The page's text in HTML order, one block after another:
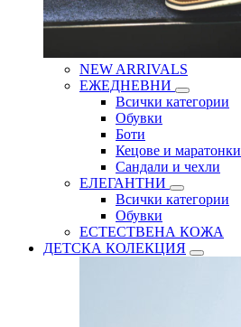
NEW ARRIVALS
ЕЖЕДНЕВНИ
Всички категории
Обувки
Боти
Кецове и маратонки
Сандали и чехли
ЕЛЕГАНТНИ
Всички категории
Обувки
ЕСТЕСТВЕНА КОЖА
ДЕТСКА КОЛЕКЦИЯ